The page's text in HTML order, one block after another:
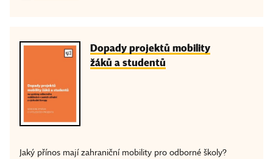
Dopady projektů mobility
žáků a studentů
Jaký přínos mají zahraniční mobility pro odborné školy?